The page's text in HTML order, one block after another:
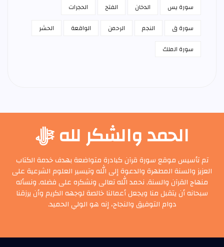
سورة يس
الدخان الفتح
الحجرات
سورة ق
النجم الرحمن الواقعة
الحشر
سورة الملك
الحمد والشكر لله ﷻ
تم تأسيس موقع سورة قرآن كبادرة متواضعة بهدف خدمة الكتاب
العزيز والسنة المطهرة والدعوة إلى الله وتيسير العلوم الشرعية على
منهاج القرآن والسنة, نحمد الله تعالى ونشكره على فضله, ونسأله
سبحانه أن يتقبل منا ويجعل أعمالنا خالصة لوجهه الكريم وأن يرزقنا
دوام التوفيق والنجاح، إنه هو الولي الحميد.